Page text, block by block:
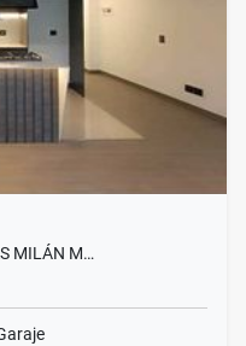
MILÁN M…